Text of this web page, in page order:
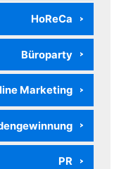
HoReCa
Büroparty
Marketing
PR